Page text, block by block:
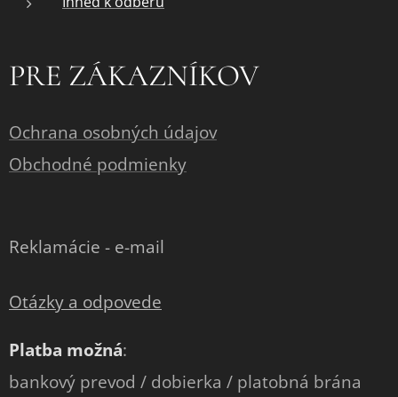
PRE ZÁKAZNÍKOV
Ochrana osobných údajov
Obchodné podmienky
Reklamácie - e-mail
Otázky a odpovede
Platba možná:
bankový prevod / dobierka / platobná brána